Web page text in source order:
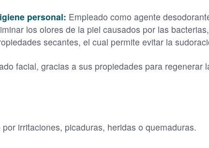
personal: Empleado como agente
los olores de la piel causados por las
secantes, el cual permite evitar la
facial, gracias a sus propiedades para regenerar
por irritaciones, picaduras, heridas o quemaduras.